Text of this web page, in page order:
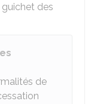
des
de